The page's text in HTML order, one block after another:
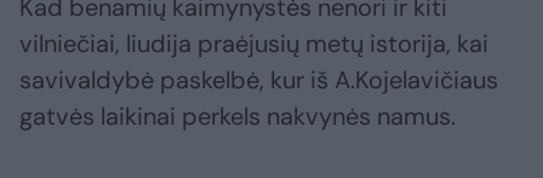
Kad benamių kaimynystės nenori ir kiti
vilniečiai, liudija praėjusių metų istorija, kai
savivaldybė paskelbė, kur iš A.Kojelavičiaus
gatvės laikinai perkels nakvynės namus.